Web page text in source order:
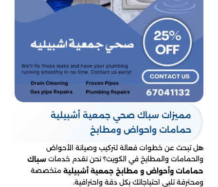
مميزات سباك صحي جمعية أشبيلية
حمامات واحواض ومطابخ
هل تبحث عن خطوات فعالة لتركيب وصيانة الأحواض
والحمامات والمطابخ في الكويت؟ نحن نقدم خدمات سباك
حمامات وأحواض و مطابخ جمعية أشبيلية متخصصة
ومحترفة تلبي احتياجاتك بكل دقة واحترافية.